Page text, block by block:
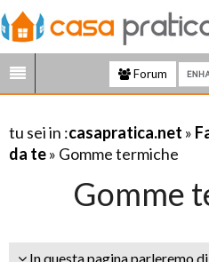
Forum
tu sei in :casapratica.net »
da te» Gomme termiche
Gomme
In questa pagina parleremo di